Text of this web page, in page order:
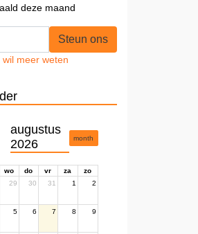
deze maand
Steun ons
wil meer weten
augustus
2026
month
wo do vr za
zo
29 30 31 1 2
5 6 7 8 9